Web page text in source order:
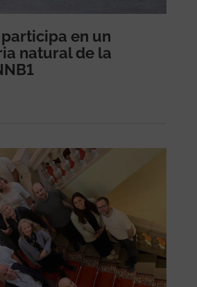
participa en un
natural de la